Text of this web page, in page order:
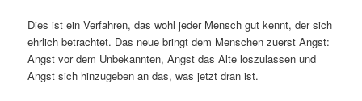
Dies ist ein Verfahren, das wohl jeder Mensch gut kennt, der sich
ehrlich betrachtet. Das neue bringt dem Menschen zuerst Angst:
Angst vor dem Unbekannten, Angst das Alte loszulassen und
Angst sich hinzugeben an das, was jetzt dran ist.